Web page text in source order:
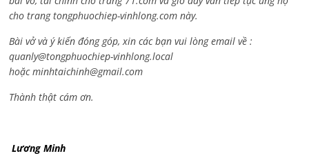
cho trang tongphuochiep-vinhlong.com này.
Bài vở và ý kiến đóng góp, xin các bạn vui lòng email về :
quanly@tongphuochiep-vinhlong.local
hoặcminhtaichinh@gmail.com
Thành thật cám ơn.
Lương Minh